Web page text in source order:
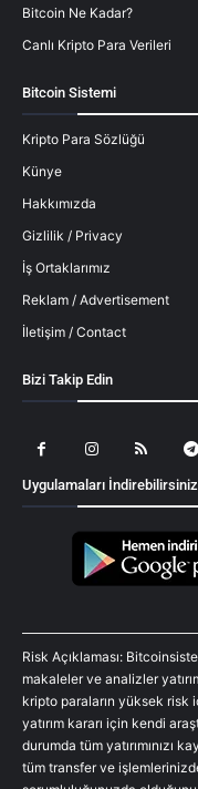
Bitcoin Ne Kadar?
Canlı Kripto Para Verileri
Bitcoin Sistemi
Kripto Para Sözlüğü
Künye
Hakkımızda
Gizlilik / Privacy
İş Ortaklarımız
Reklam / Advertisement
İletişim / Contact
Bizi Takip Edin
Uygulamaları İndirebilirsiniz
Risk Açıklaması:
makaleler ve analizler
kripto paraların yüksek risk
yatırım kararı için kendi
durumda tüm yatırımınızı
tüm transfer ve